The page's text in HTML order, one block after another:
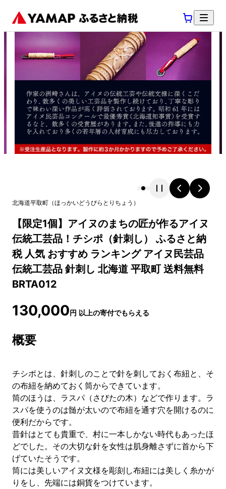
北海道平取町 （ほっかいどう びらとりちょう ）
【限定1個】アイヌのまちの匠が作るアイヌ
伝統工芸品！チシポ（針刺し） ふるさと納
税 人気 おすすめ ランキング アイヌ民芸品
伝統工芸品 針刺し 北海道 平取町 送料無料
BRTA012
130,000円 以上の寄付でもらえる
概要
チシポとは、針刺しのことで針を刺しておく布紐と、そ
の布紐を納めておく筒からできています。
筒のほうは、ラスパ（さびたの木）などで作ります。ラ
スパを使うのは髄が太いので布紐を通す穴を開けるのに
便利だからです。
昔針はとても貴重で、村に一本しかない時代もあったほ
どでした。その大切な針を女性は肌身離さずに首から下
げていたそうです。
筒には美しいアイヌ文様を彫刻し布紐には美しく糸かが
りをし、先端には銅貨をつけています。